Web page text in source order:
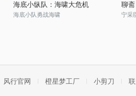
海底小纵队：海啸大危机
海底小队勇战海啸
聊
宁采
风行官网 橙星梦工厂 小剪刀